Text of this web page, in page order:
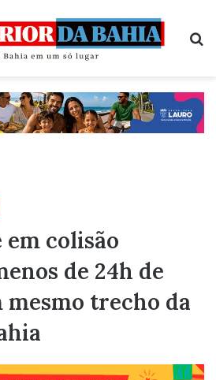
colisão
de 24h de
mesmo trecho da